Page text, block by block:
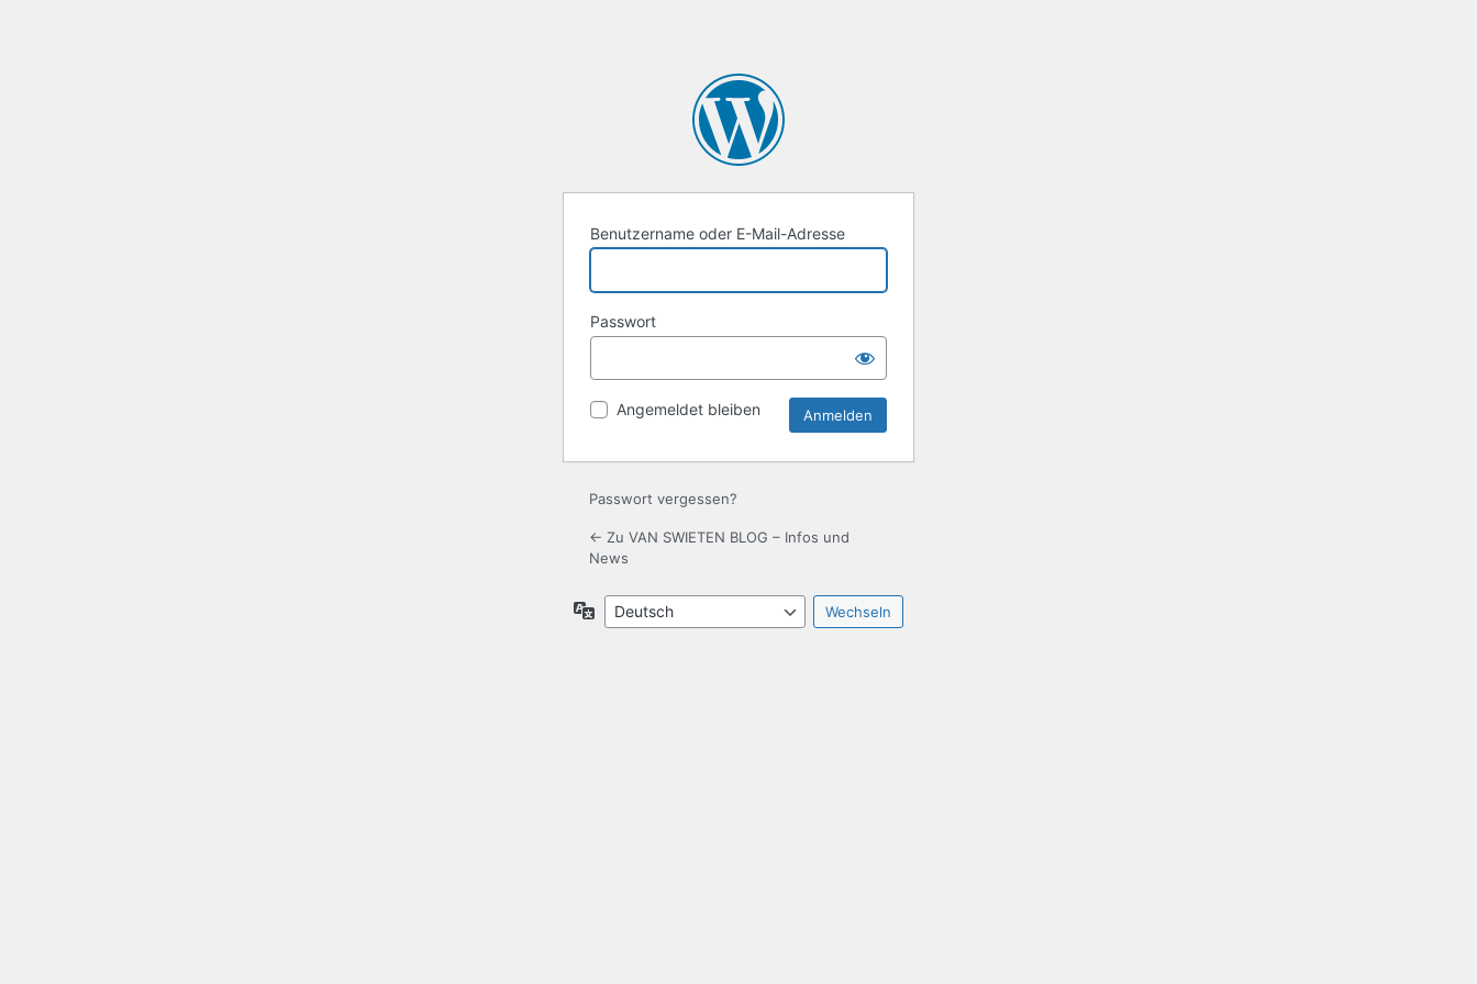
Benutzername oder E-Mail-Adresse
Passwort
Angemeldet bleiben
Passwort vergessen?
← Zu VAN SWIETEN BLOG – Infos und
News
Sprache